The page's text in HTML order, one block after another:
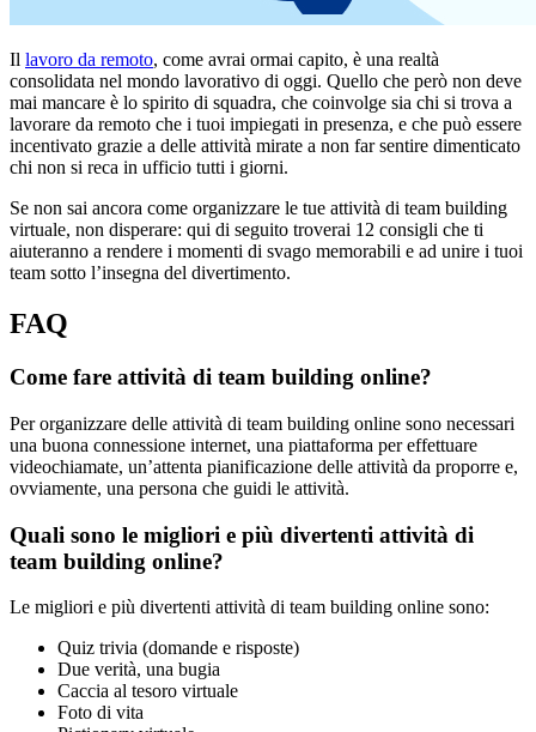
Il lavoro da remoto, come avrai ormai capito, è una realtà
consolidata nel mondo lavorativo di oggi. Quello che però non deve
mai mancare è lo spirito di squadra, che coinvolge sia chi si trova a
lavorare da remoto che i tuoi impiegati in presenza, e che può essere
incentivato grazie a delle attività mirate a non far sentire dimenticato
chi non si reca in ufficio tutti i giorni.
Se non sai ancora come organizzare le tue attività di team building
virtuale, non disperare: qui di seguito troverai 12 consigli che ti
aiuteranno a rendere i momenti di svago memorabili e ad unire i tuoi
team sotto l’insegna del divertimento.
FAQ
Come fare attività di team building online?
Per organizzare delle attività di team building online sono necessari
una buona connessione internet, una piattaforma per effettuare
videochiamate, un’attenta pianificazione delle attività da proporre e,
ovviamente, una persona che guidi le attività.
Quali sono le migliori e più divertenti attività di
team building online?
Le migliori e più divertenti attività di team building online sono:
Quiz trivia (domande e risposte)
Due verità, una bugia
Caccia al tesoro virtuale
Foto di vita